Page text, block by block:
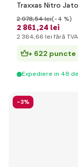
Traxxas Nitro
2 861,24 lei
2 978,54 lei(-4 %)
2 364,66 lei fără TVA
+ 622 puncte
Expediere in 48
-3%